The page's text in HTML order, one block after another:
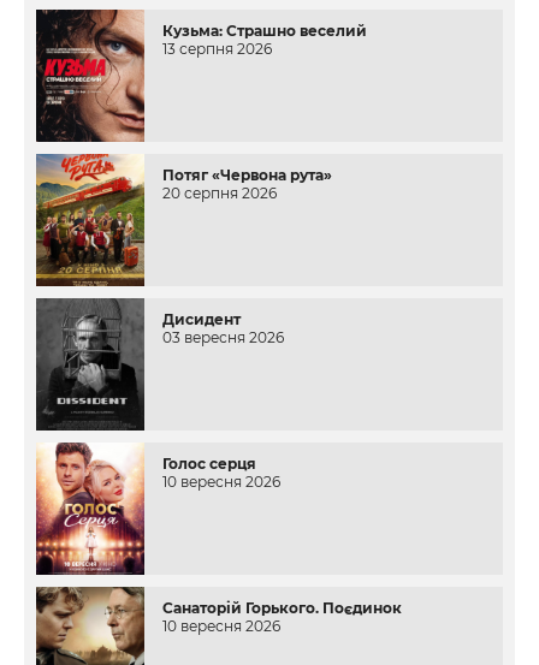
Кузьма: Страшно веселий
13 серпня 2026
Потяг «Червона рута»
20 серпня 2026
Дисидент
03 вересня 2026
Голос серця
10 вересня 2026
Санаторій Горького. Поєдинок
10 вересня 2026